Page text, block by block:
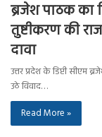
ब्रजेश पाठक का
तुष्टीकरण की
दावा
उत्तर प्रदेश के डिप्टी सीएम
उठे विवाद…
Read More »